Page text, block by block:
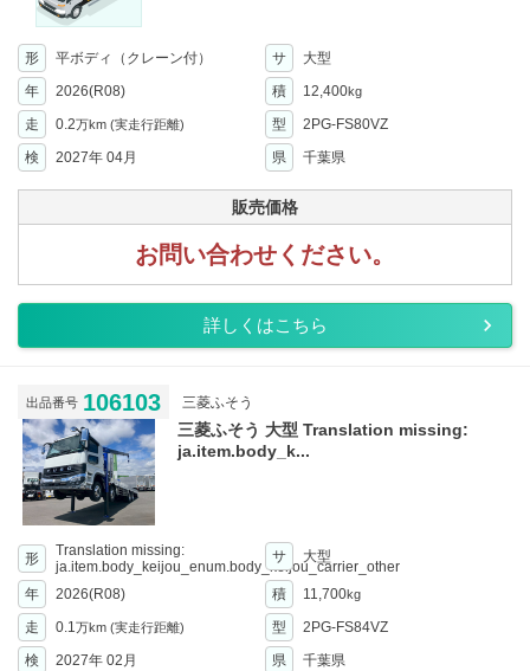
形 平ボディ（クレーン付） サ
大型
年
2026(R08) 積 12,400kg
走 0.2万km (実走行距離) 型
2PG-FS80VZ
検
2027年 04月 県 千葉県
販売価格
お問い合わせください。
詳しくはこちら
出品番号 106103 三菱ふそう
三菱ふそう 大型 Translation missing:
ja.item.body_k...
形
Translation missing:
ja.item.body_keijou_enum.body_keijou_carrier_other
サ 大型
年 2026(R08) 積 11,700kg
走 0.1万km (実走行距離) 型
2PG-FS84VZ
検
2027年 02月 県 千葉県